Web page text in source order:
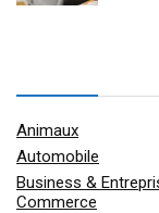
Animaux
Automobile
Business &
Commerce